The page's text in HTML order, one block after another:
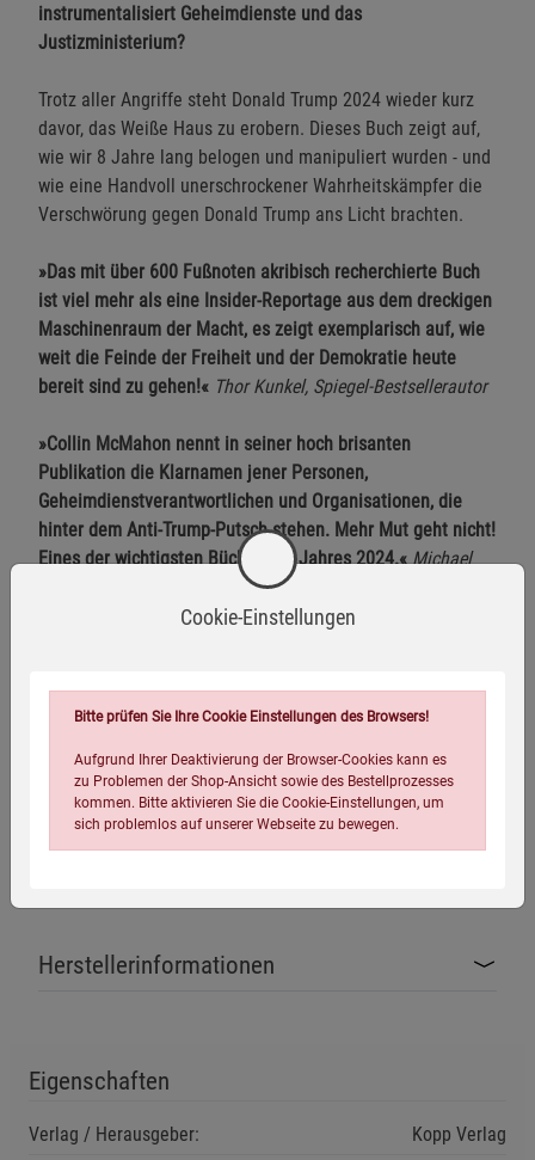
instrumentalisiert Geheimdienste und das
Justizministerium?
Trotz aller Angriffe steht Donald Trump 2024 wieder kurz
davor, das Weiße Haus zu erobern. Dieses Buch zeigt auf,
wie wir 8 Jahre lang belogen und manipuliert wurden - und
wie eine Handvoll unerschrockener Wahrheitskämpfer die
Verschwörung gegen ­Donald Trump ans Licht brachten.
»Das mit über 600 Fußnoten akribisch recherchierte Buch
ist viel mehr als eine Insider-Reportage aus dem dreckigen
Maschinenraum der Macht, es zeigt exemplarisch auf, wie
weit die Feinde der Freiheit und der Demokratie heute
bereit sind zu gehen!« Thor Kunkel, Spiegel-Bestsellerautor
»Collin McMahon nennt in seiner hoch brisanten
Publikation die Klarnamen jener Personen,
Geheimdienstverantwortlichen und Organisationen, die
hinter dem Anti-Trump-Putsch stehen. Mehr Mut geht nicht!
Eines der wichtigsten Bücher des Jahres 2024.« Michael
Grandt, Spiegel-Bestsellerautor
»Fazit: Man muss kein Trump-Fan sein, um zu diesem Buch
die Erstürmung des Kapitols sind so lesenswert und
abseits der gängigen Berichterstattung, dass sich der Kauf
lohnt. Garantiert erscheint der berühmt gewordene
>QAnon-Schamane< Jacob Chansley, der in seinem
Büffelkostüm weltweit über die Mattscheiben strahlte,
danach in einem ganz neuen Licht.«Smart Investor
Herstellerinformationen
Eigenschaften
Verlag / Herausgeber:
Kopp Verlag
Cookie-Einstellungen
Bitte prüfen Sie Ihre Cookie Einstellungen des Browsers!
Aufgrund Ihrer Deaktivierung der Browser-Cookies kann es
zu Problemen der Shop-Ansicht sowie des Bestellprozesses
kommen. Bitte aktivieren Sie die Cookie-Einstellungen, um
sich problemlos auf unserer Webseite zu bewegen.